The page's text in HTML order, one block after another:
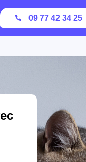
09 77 42 34 25